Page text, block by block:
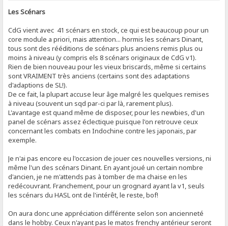
Les Scénars
CdG vient avec 41 scénars en stock, ce qui est beaucoup pour un
core module a priori, mais attention... hormis les scénars Dinant,
tous sont des rééditions de scénars plus anciens remis plus ou
moins à niveau (y compris els 8 scénars originaux de CdG v1).
Rien de bien nouveau pour les vieux briscards, même si certains
sont VRAIMENT très anciens (certains sont des adaptations
d'adaptions de SL!).
De ce fait, la plupart accuse leur âge malgré les quelques remises
à niveau (souvent un sqd par-ci par là, rarement plus).
L'avantage est quand même de disposer, pour les newbies, d'un
panel de scénars assez éclectique puisque l'on retrouve ceux
concernant les combats en Indochine contre les japonais, par
exemple.
Je n'ai pas encore eu l'occasion de jouer ces nouvelles versions, ni
même l'un des scénars Dinant. En ayant joué un certain nombre
d'ancien, je ne m'attends pas à tomber de ma chaise en les
redécouvrant. Franchement, pour un grognard ayant la v1, seuls
les scénars du HASL ont de l'intérêt, le reste, bof!
On aura donc une appréciation différente selon son ancienneté
dans le hobby. Ceux n'ayant pas le matos frenchy antérieur seront